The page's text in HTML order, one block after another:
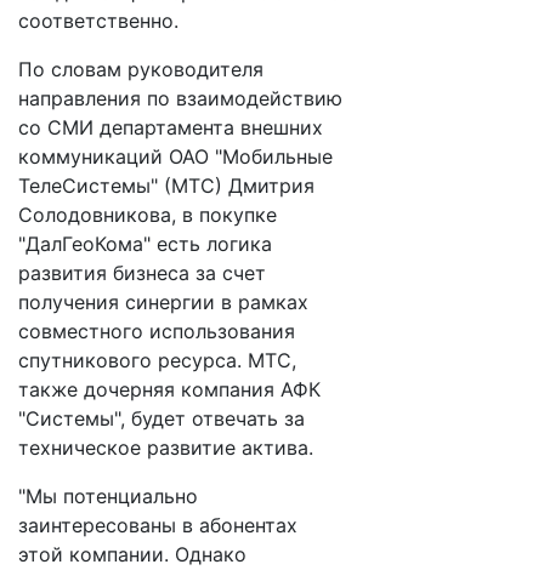
соответственно.
По словам руководителя
направления по взаимодействию
со СМИ департамента внешних
коммуникаций ОАО "Мобильные
ТелеСистемы" (МТС) Дмитрия
Солодовникова, в покупке
"ДалГеоКома" есть логика
развития бизнеса за счет
получения синергии в рамках
совместного использования
спутникового ресурса. МТС,
также дочерняя компания АФК
"Системы", будет отвечать за
техническое развитие актива.
"Мы потенциально
заинтересованы в абонентах
этой компании. Однако